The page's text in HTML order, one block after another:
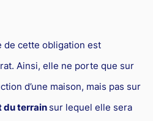
de cette obligation est
Ainsi, elle ne porte que sur
d’une maison, mais pas sur
du terrain sur lequel elle sera